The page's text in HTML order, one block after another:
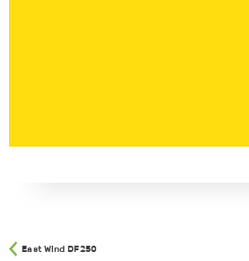
East Wind DF250